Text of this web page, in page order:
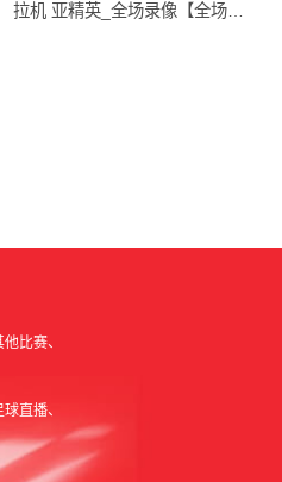
拉机 亚精英_全场录像【全场回
他比赛
球直播